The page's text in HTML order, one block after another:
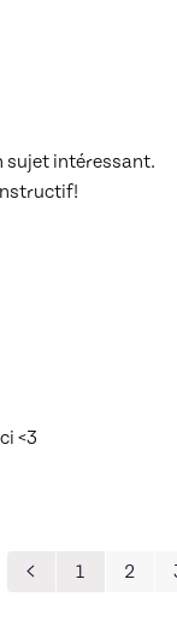
sujet intéressant.
<3
1 2